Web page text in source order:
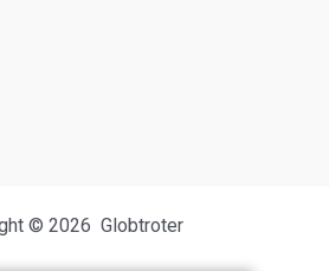
© 2026 Globtroter